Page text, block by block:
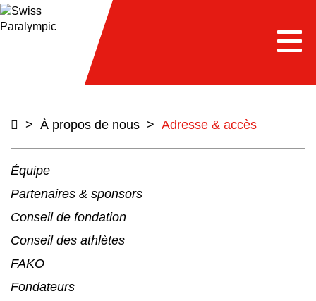
> À propos de nous > Adresse & accès
Équipe
Partenaires & sponsors
Conseil de fondation
Conseil des athlètes
FAKO
Fondateurs